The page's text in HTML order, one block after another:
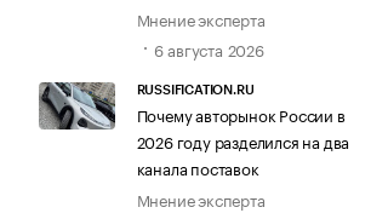
Мнение эксперта
6 августа 2026
RUSSIFICATION.RU
Почему авторынок России в
2026 году разделился на два
канала поставок
Мнение эксперта